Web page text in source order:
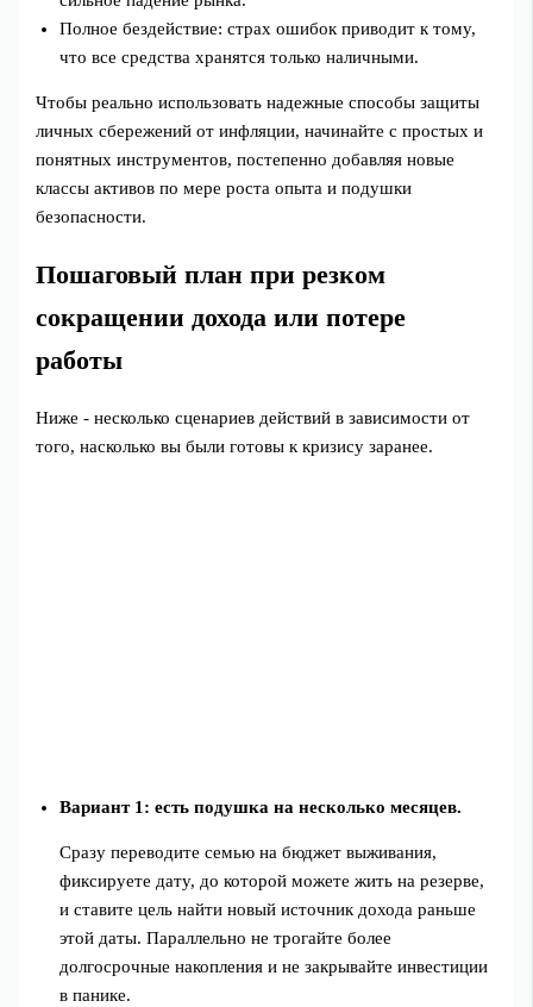
Полное бездействие: страх ошибок приводит к тому,
что все средства хранятся только наличными.
Чтобы реально использовать надежные способы защиты
личных сбережений от инфляции, начинайте с простых и
понятных инструментов, постепенно добавляя новые
классы активов по мере роста опыта и подушки
безопасности.
Пошаговый план при резком
сокращении дохода или потере
работы
Ниже - несколько сценариев действий в зависимости от
того, насколько вы были готовы к кризису заранее.
Вариант 1: есть подушка на несколько месяцев.
Сразу переводите семью на бюджет выживания,
фиксируете дату, до которой можете жить на резерве,
и ставите цель найти новый источник дохода раньше
этой даты. Параллельно не трогайте более
долгосрочные накопления и не закрывайте инвестиции
в панике.